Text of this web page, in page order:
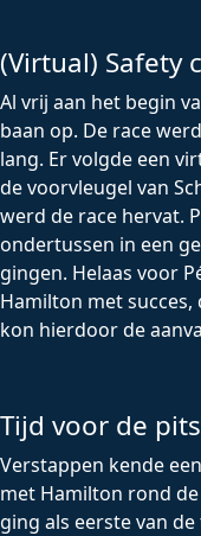
(Virtual) Safety
Al vrij aan het begin
baan op. De race
lang. Er volgde een
de voorvleugel van
werd de race hervat.
ondertussen in een
gingen. Helaas voor
Hamilton met
kon hierdoor de
Tijd voor de
Verstappen kende
met Hamilton rond
ging als eerste van